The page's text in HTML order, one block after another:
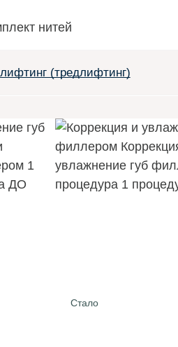
нитей
(тредлифтинг)
Стало